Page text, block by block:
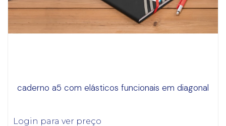
caderno a5 com elásticos funcionais em diagonal
Login para ver preço